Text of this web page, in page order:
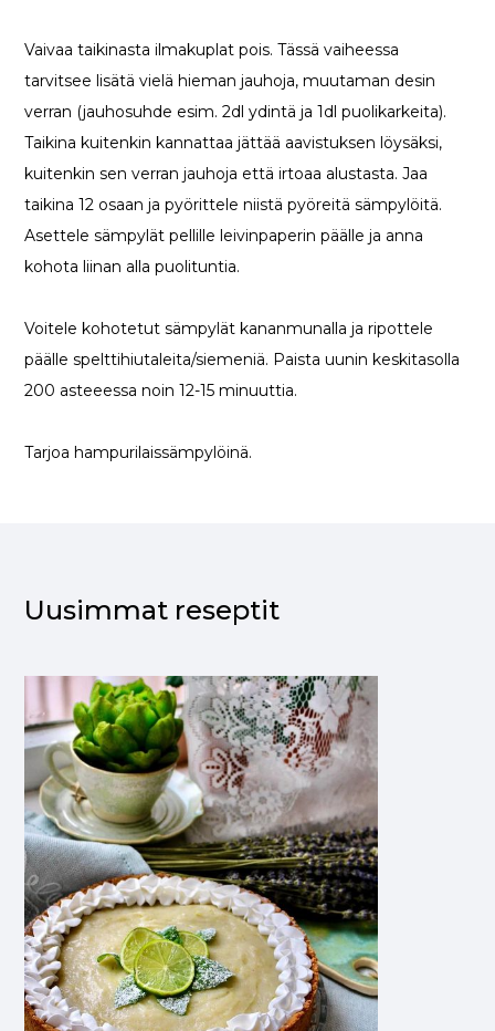
Vaivaa taikinasta ilmakuplat pois. Tässä vaiheessa
tarvitsee lisätä vielä hieman jauhoja, muutaman desin
verran (jauhosuhde esim. 2dl ydintä ja 1dl puolikarkeita).
Taikina kuitenkin kannattaa jättää aavistuksen löysäksi,
kuitenkin sen verran jauhoja että irtoaa alustasta. Jaa
taikina 12 osaan ja pyörittele niistä pyöreitä sämpylöitä.
Asettele sämpylät pellille leivinpaperin päälle ja anna
kohota liinan alla puolituntia.
Voitele kohotetut sämpylät kananmunalla ja ripottele
päälle spelttihiutaleita/siemeniä. Paista uunin keskitasolla
200 asteeessa noin 12-15 minuuttia.
Tarjoa hampurilaissämpylöinä.
Uusimmat reseptit